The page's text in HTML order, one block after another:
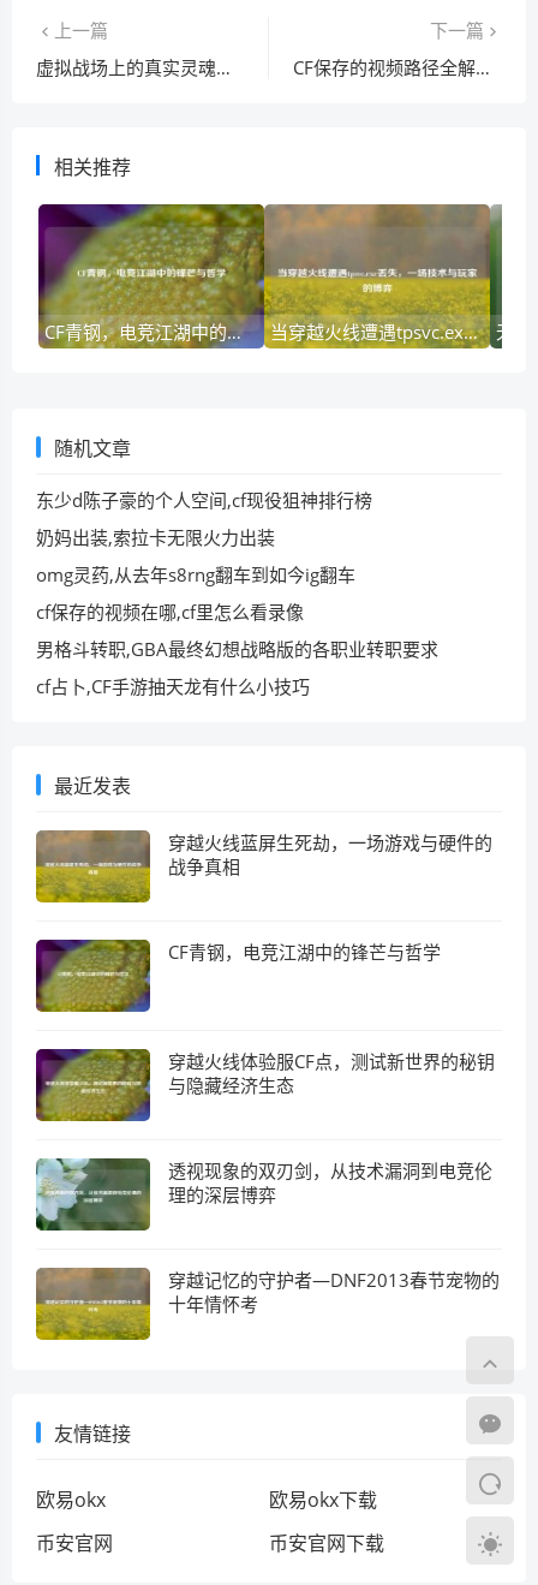
上一篇
虚拟战场上的真实灵魂，穿越火线英雄人物的人性启示
下一篇
CF保存的视频路径全解析，游戏录屏/回放文件到底存在哪？
相关推荐
CF青钢，电竞江湖中的锋芒与哲学 当穿越火线遭遇tpsvc.exe丢失，一场技术与玩家的博弈
随机文章
东少d陈子豪的个人空间,cf现役狙神排行榜
奶妈出装,索拉卡无限火力出装
omg灵药,从去年s8rng翻车到如今ig翻车
cf保存的视频在哪,cf里怎么看录像
男格斗转职,GBA最终幻想战略版的各职业转职要求
cf占卜,CF手游抽天龙有什么小技巧
最近发表
穿越火线蓝屏生死劫，一场游戏与硬件的
战争真相
CF青钢，电竞江湖中的锋芒与哲学
穿越火线体验服CF点，测试新世界的秘钥
与隐藏经济生态
透视现象的双刃剑，从技术漏洞到电竞伦
理的深层博弈
穿越记忆的守护者—DNF2013春节宠物的
十年情怀考
友情链接
欧易okx
欧易okx下载
币安官网
币安官网下载